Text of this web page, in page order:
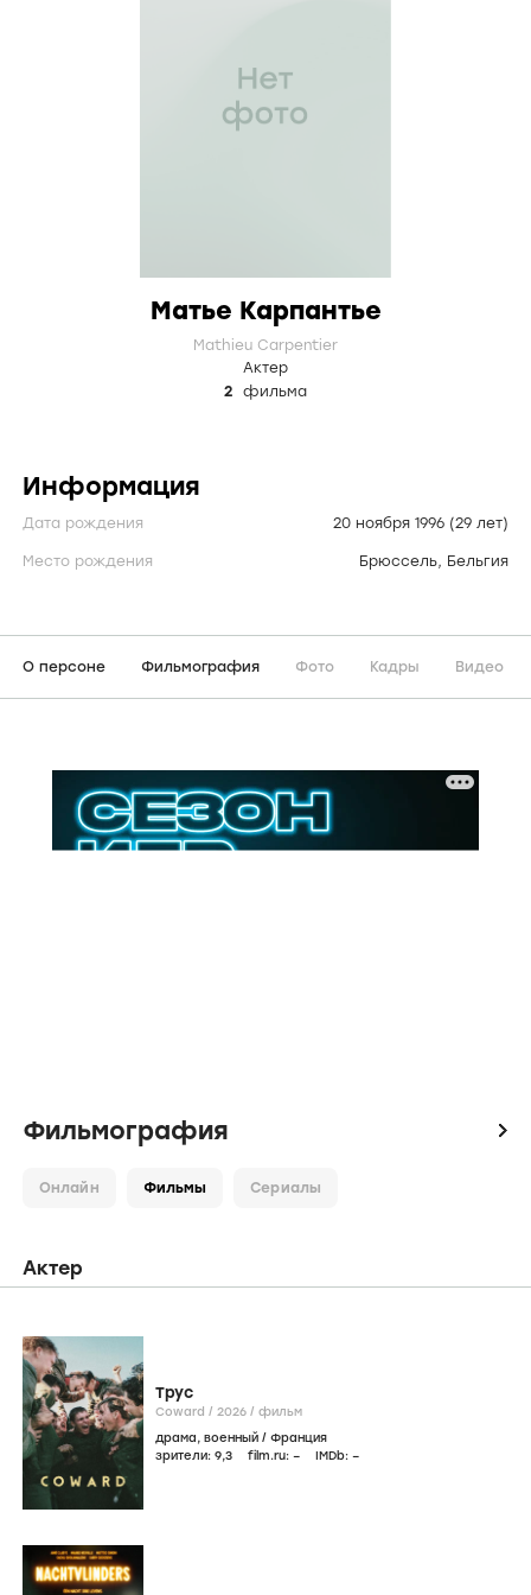
Матье Карпантье
Mathieu Carpentier
Актер
2
фильма
Информация
Дата рождения 20 ноября 1996 (29 лет)
Место рождения Брюссель, Бельгия
О персоне Фильмография Фото Кадры Видео
Фильмография icon
Онлайн Фильмы Сериалы
Актер
Трус
Coward / 2026 / фильм
драма, военный / Франция
зрители: 9,3 film.ru: – IMDb: –